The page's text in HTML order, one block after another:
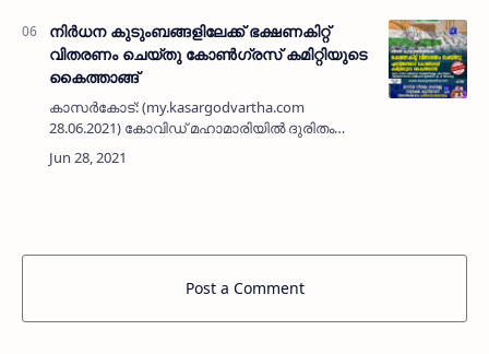
നിർധന കുടുംബങ്ങളിലേക്ക് ഭക്ഷണകിറ്റ്
വിതരണം ചെയ്തു കോൺഗ്രസ് കമിറ്റിയുടെ
കൈത്താങ്ങ്
കാസർകോട്: (my.kasargodvartha.com
28.06.2021) കോവിഡ് മഹാമാരിയിൽ ദുരിതം
അനുഭവിക്കുന്ന കുടുംബങ്ങളിലേക്ക്
കൈത്താങ്ങായി ഭക്ഷണ കിറ്റ് വിതരണം ചെയ്ത്
Post a Comment